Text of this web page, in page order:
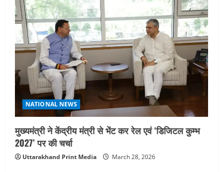
NATIONAL NEWS
मुख्यमंत्री ने केंद्रीय मंत्री से भेंट कर रेल एवं ‘डिजिटल कुम्भ
2027’ पर की चर्चा
Uttarakhand Print Media March 28, 2026